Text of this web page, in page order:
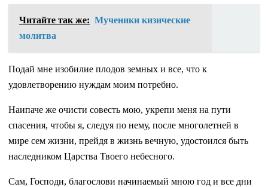
Читайте так же: Мученики кизические
молитва
Подай мне изобилие плодов земных и все, что к
удовлетворению нуждам моим потребно.
Наипаче же очисти совесть мою, укрепи меня на пути
спасения, чтобы я, следуя по нему, после многолетней в
мире сем жизни, прейдя в жизнь вечную, удостоился быть
наследником Царства Твоего небесного.
Сам, Господи, благослови начинаемый мною год и все дни